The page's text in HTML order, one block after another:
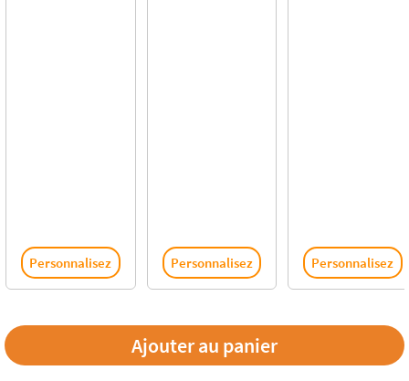
Personnalisez Personnalisez Personnalisez